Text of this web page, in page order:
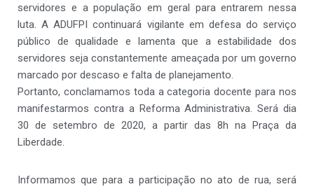
servidores e a população em geral para entrarem nessa
luta. A ADUFPI continuará vigilante em defesa do serviço
público de qualidade e lamenta que a estabilidade dos
servidores seja constantemente ameaçada por um governo
marcado por descaso e falta de planejamento.
Portanto, conclamamos toda a categoria docente para nos
manifestarmos contra a Reforma Administrativa. Será dia
30 de setembro de 2020, a partir das 8h na Praça da
Liberdade.
Informamos que para a participação no ato de rua, será